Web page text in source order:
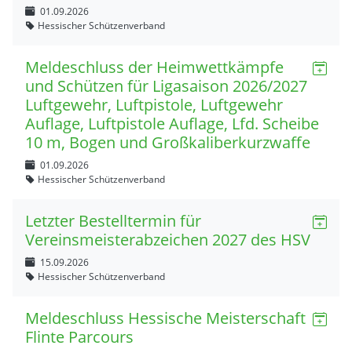
01.09.2026
Hessischer Schützenverband
Meldeschluss der Heimwettkämpfe
und Schützen für Ligasaison 2026/2027
Luftgewehr, Luftpistole, Luftgewehr
Auflage, Luftpistole Auflage, Lfd. Scheibe
10 m, Bogen und Großkaliberkurzwaffe
01.09.2026
Hessischer Schützenverband
Letzter Bestelltermin für
Vereinsmeisterabzeichen 2027 des HSV
15.09.2026
Hessischer Schützenverband
Meldeschluss Hessische Meisterschaft
Flinte Parcours